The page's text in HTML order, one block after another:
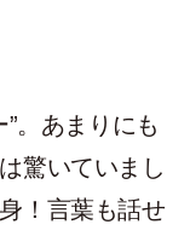
。あまりにも
驚いていまし
！言葉も話せ